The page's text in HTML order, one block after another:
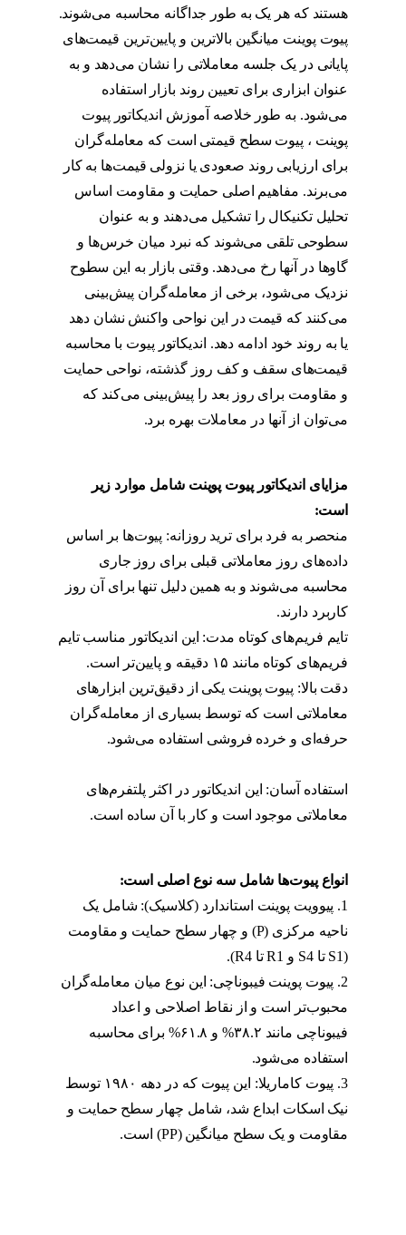
هستند که هر یک به طور جداگانه محاسبه می‌شوند.
پیوت پوینت میانگین بالاترین و پایین‌ترین قیمت‌های
پایانی در یک جلسه معاملاتی را نشان می‌دهد و به
عنوان ابزاری برای تعیین روند بازار استفاده
می‌شود. به طور خلاصه آموزش اندیکاتور پیوت
پوینت ، پیوت سطح قیمتی است که معامله‌گران
برای ارزیابی روند صعودی یا نزولی قیمت‌ها به کار
می‌برند. مفاهیم اصلی حمایت و مقاومت اساس
تحلیل تکنیکال را تشکیل می‌دهند و به عنوان
سطوحی تلقی می‌شوند که نبرد میان خرس‌ها و
گاوها در آنها رخ می‌دهد. وقتی بازار به این سطوح
نزدیک می‌شود، برخی از معامله‌گران پیش‌بینی
می‌کنند که قیمت در این نواحی واکنش نشان دهد
یا به روند خود ادامه دهد. اندیکاتور پیوت با محاسبه
قیمت‌های سقف و کف روز گذشته، نواحی حمایت
و مقاومت برای روز بعد را پیش‌بینی می‌کند که
می‌توان از آنها در معاملات بهره برد.
مزایای اندیکاتور پیوت پوینت شامل موارد زیر
است:
منحصر به فرد برای ترید روزانه: پیوت‌ها بر اساس
داده‌های روز معاملاتی قبلی برای روز جاری
محاسبه می‌شوند و به همین دلیل تنها برای آن روز
کاربرد دارند.
تایم فریم‌های کوتاه مدت: این اندیکاتور مناسب تایم
فریم‌های کوتاه مانند ۱۵ دقیقه و پایین‌تر است.
دقت بالا: پیوت پوینت یکی از دقیق‌ترین ابزارهای
معاملاتی است که توسط بسیاری از معامله‌گران
حرفه‌ای و خرده فروشی استفاده می‌شود.
استفاده آسان: این اندیکاتور در اکثر پلتفرم‌های
معاملاتی موجود است و کار با آن ساده است.
انواع پیوت‌ها شامل سه نوع اصلی است:
1. پیوویت پوینت استاندارد (کلاسیک): شامل یک
ناحیه مرکزی (P) و چهار سطح حمایت و مقاومت
(S1 تا S4 و R1 تا R4).
2. پیوت پوینت فیبوناچی: این نوع میان معامله‌گران
محبوب‌تر است و از نقاط اصلاحی و اعداد
فیبوناچی مانند ۳۸.۲% و ۶۱.۸% برای محاسبه
استفاده می‌شود.
3. پیوت کاماریلا: این پیوت که در دهه ۱۹۸۰ توسط
نیک اسکات ابداع شد، شامل چهار سطح حمایت و
مقاومت و یک سطح میانگین (PP) است.